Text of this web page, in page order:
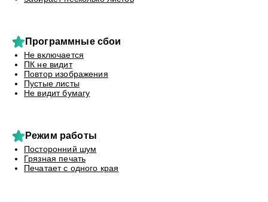
Программные сбои
Не включается
ПК не видит
Повтор изображения
Пустые листы
Не видит бумагу
Режим работы
Посторонний шум
Грязная печать
Печатает с одного края